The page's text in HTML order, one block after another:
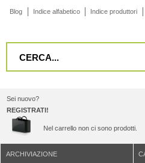
Blog Indice alfabetico Indice produttori
Sei nuovo?
REGISTRATI!
Nel carrello non ci sono prodotti.
ARCHIVIAZIONE